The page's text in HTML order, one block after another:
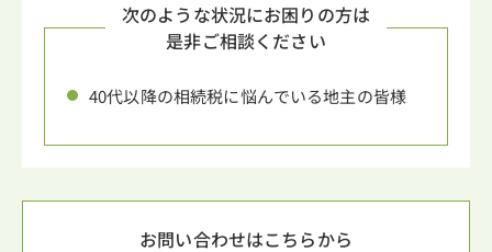
次のような状況にお困りの方は
是非ご相談ください
40代以降の相続税に悩んでいる地主の皆様
お問い合わせはこちらから